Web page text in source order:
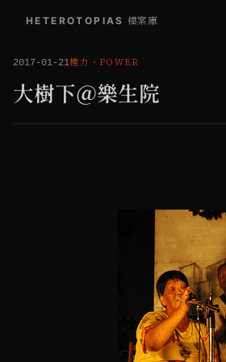
HETEROTOPIAS 檔案庫
2017-01-21權力 ・ POWER
大樹下＠樂生院